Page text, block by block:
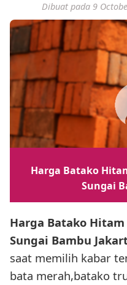
Dibuat pada 9
Harga Batako
Sungai
Harga Batako
Sungai Bambu
saat memilih kabar
bata merah,batako